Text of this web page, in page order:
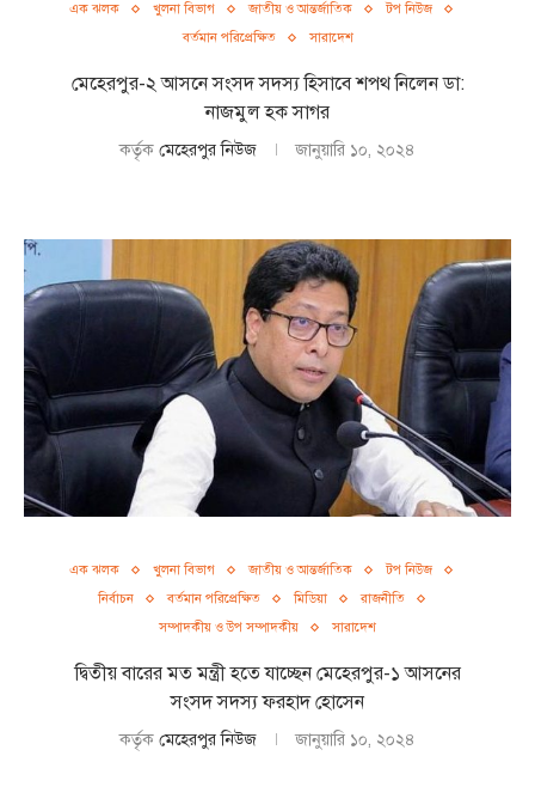
এক ঝলক খুলনা বিভাগ জাতীয় ও আন্তর্জাতিক
টপ নিউজ
বর্তমান পরিপ্রেক্ষিত
সারাদেশ
মেহেরপুর-২ আসনে সংসদ সদস্য হিসাবে শপথ নিলেন ডা:
নাজমুল হক সাগর
কর্তৃক মেহেরপুর নিউজ জানুয়ারি ১০, ২০২৪
এক ঝলক খুলনা বিভাগ জাতীয় ও আন্তর্জাতিক
টপ নিউজ
নির্বাচন
বর্তমান পরিপ্রেক্ষিত মিডিয়া
রাজনীতি
সম্পাদকীয় ও উপ সম্পাদকীয়
সারাদেশ
দ্বিতীয় বারের মত মন্ত্রী হতে যাচ্ছেন মেহেরপুর-১ আসনের
সংসদ সদস্য ফরহাদ হোসেন
কর্তৃক মেহেরপুর নিউজ জানুয়ারি ১০, ২০২৪